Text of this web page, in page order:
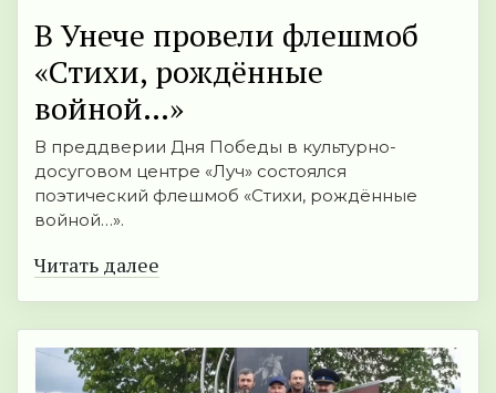
В Унече провели флешмоб
«Стихи, рождённые
войной…»
В преддверии Дня Победы в культурно-
досуговом центре «Луч» состоялся
поэтический флешмоб «Стихи, рождённые
войной…».
Читать далее